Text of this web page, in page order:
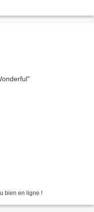
bien en ligne !